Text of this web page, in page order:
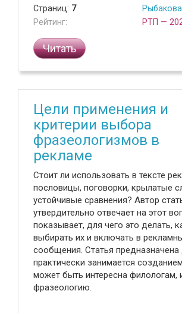
Страниц: 7
Рейтинг:
РТП —
Читать
Цели применения и
критерии выбора
фразеологизмов в
рекламе
Стоит ли использовать в тексте
пословицы, поговорки, крылатые
устойчивые сравнения? Автор
утвердительно отвечает на этот
показывает, для чего это делать,
выбирать их и включать в
сообщения. Статья предназначена
практически занимается
может быть интересна
фразеологию.